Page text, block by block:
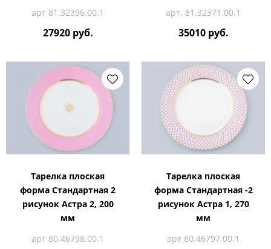
арт 81.32396.00.1
27920 руб.
арт. 81.32371.00.1
35010 руб.
Тарелка плоская
форма Стандартная 2
рисунок Астра 2, 200
мм
арт 80.46798.00.1
Тарелка плоская
форма Стандартная -2
рисунок Астра 1, 270
мм
арт 80.46797.00.1